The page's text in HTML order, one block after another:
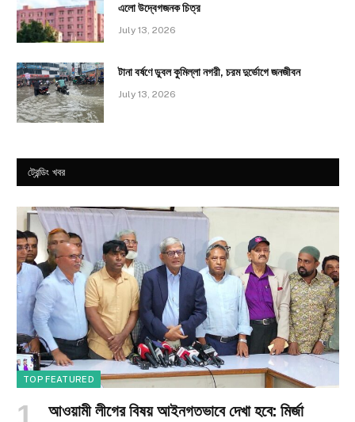
এলো উদ্বেগজনক চিত্র
July 13, 2026
টানা বর্ষণে ডুবল কুমিল্লা নগরী, চরম দুর্ভোগে জনজীবন
July 13, 2026
ট্রেন্ডিং খবর
TOP FEATURED
আওয়ামী লীগের বিষয় আইনগতভাবে দেখা হবে: মির্জা